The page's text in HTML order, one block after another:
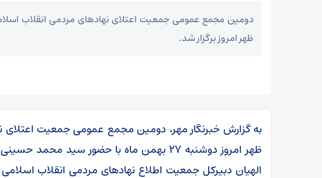
دومین مجمع عمومی جمعیت اعتلای نهادهای مردمی انقلاب
ظهر امروز برگزار شد.
به گزارش خبرنگار مهر، دومین مجمع عمومی جمعیت اعتلای
ظهر امروز دوشنبه ۲۷ بهمن ماه با حضور سید
الهیان دبیرکل جمعیت اطلاع نهادهای مردمی انقلاب